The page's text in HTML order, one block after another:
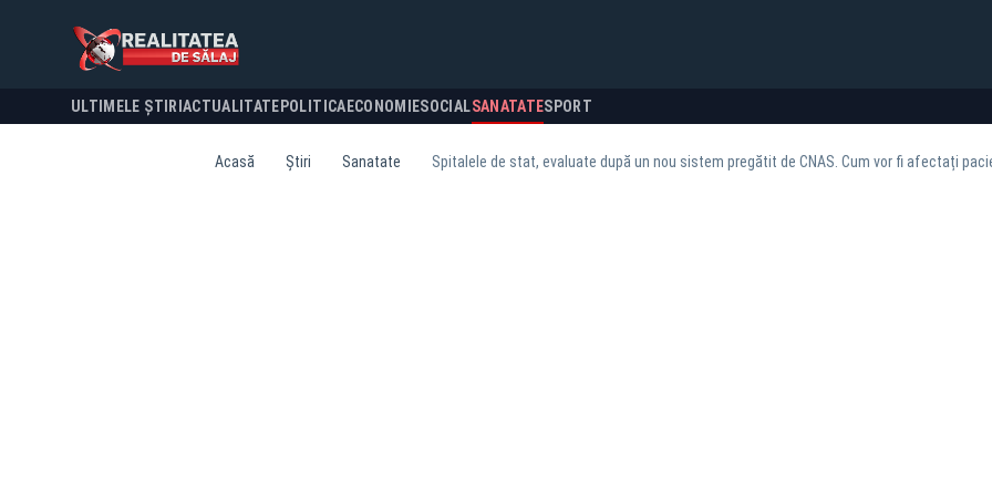
ULTIMELE ȘTIRI ACTUALITATE POLITICA ECONOMIESOCIALSANATATESPORT
Acasă Știri Sanatate Spitalele de stat, evaluate după un nou sistem pregătit de CNAS. Cum vor fi afectați